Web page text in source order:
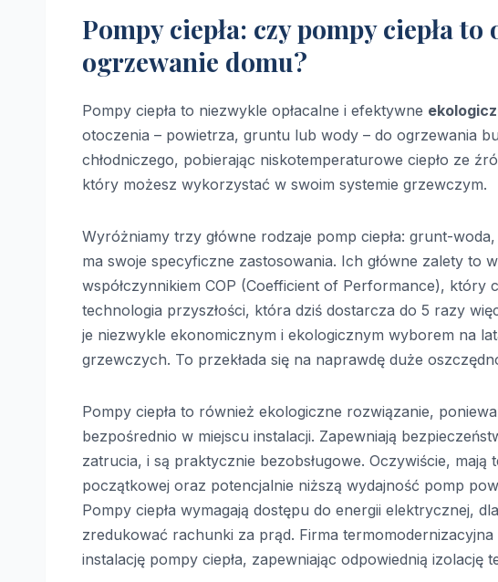
Pompy ciepła: czy pompy ciepła
ogrzewanie domu?
Pompy ciepła to niezwykle opłacalne i efektywne
otoczenia – powietrza, gruntu lub wody – do ogrzewania
chłodniczego, pobierając niskotemperaturowe ciepło ze
który możesz wykorzystać w swoim systemie grzewczym.
Wyróżniamy trzy główne rodzaje pomp ciepła: grunt-
ma swoje specyficzne zastosowania. Ich główne zalety to
współczynnikiem COP (Coefficient of Performance), który
technologia przyszłości, która dziś dostarcza do 5 razy
je niezwykle ekonomicznym i ekologicznym wyborem na
grzewczych. To przekłada się na naprawdę duże
Pompy ciepła to również ekologiczne rozwiązanie,
bezpośrednio w miejscu instalacji. Zapewniają
zatrucia, i są praktycznie bezobsługowe. Oczywiście,
początkowej oraz potencjalnie niższą wydajność pomp
Pompy ciepła wymagają dostępu do energii elektrycznej,
zredukować rachunki za prąd. Firma
instalację pompy ciepła, zapewniając odpowiednią izolację